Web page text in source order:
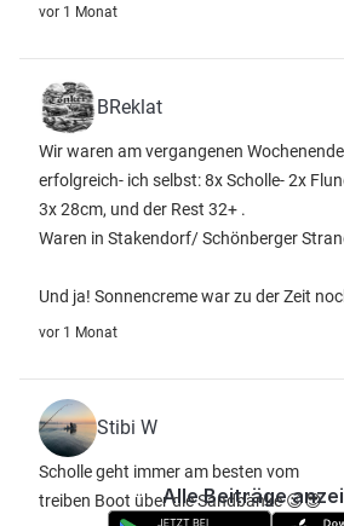
vor 1 Monat
BReklat
Wir waren am vergangenen
erfolgreich- ich selbst: 8x Scholle- 2x
3x 28cm, und der Rest 32+ .
Waren in Stakendorf/ Schönberger
Und ja! Sonnencreme war zu der Zeit
vor 1 Monat
Stibi W
Scholle geht immer am besten vom
treiben Boot über die Sandbänke 😉😎
Alle Beiträge